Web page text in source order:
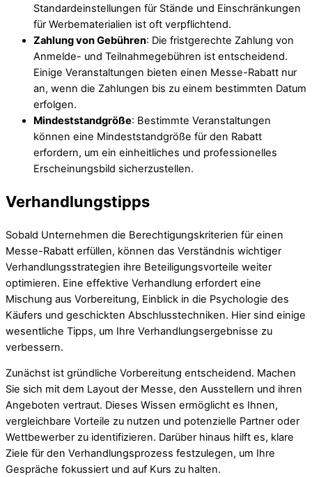
Standardeinstellungen für Stände und Einschränkungen
für Werbematerialien ist oft verpflichtend.
Zahlung von Gebühren: Die fristgerechte Zahlung von
Anmelde- und Teilnahmegebühren ist entscheidend.
Einige Veranstaltungen bieten einen Messe-Rabatt nur
an, wenn die Zahlungen bis zu einem bestimmten Datum
erfolgen.
Mindeststandgröße: Bestimmte Veranstaltungen
können eine Mindeststandgröße für den Rabatt
erfordern, um ein einheitliches und professionelles
Erscheinungsbild sicherzustellen.
Verhandlungstipps
Sobald Unternehmen die Berechtigungskriterien für einen
Messe-Rabatt erfüllen, können das Verständnis wichtiger
Verhandlungsstrategien ihre Beteiligungsvorteile weiter
optimieren. Eine effektive Verhandlung erfordert eine
Mischung aus Vorbereitung, Einblick in die Psychologie des
Käufers und geschickten Abschlusstechniken. Hier sind einige
wesentliche Tipps, um Ihre Verhandlungsergebnisse zu
verbessern.
Zunächst ist gründliche Vorbereitung entscheidend. Machen
Sie sich mit dem Layout der Messe, den Ausstellern und ihren
Angeboten vertraut. Dieses Wissen ermöglicht es Ihnen,
vergleichbare Vorteile zu nutzen und potenzielle Partner oder
Wettbewerber zu identifizieren. Darüber hinaus hilft es, klare
Ziele für den Verhandlungsprozess festzulegen, um Ihre
Gespräche fokussiert und auf Kurs zu halten.